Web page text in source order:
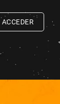
ACCEDER